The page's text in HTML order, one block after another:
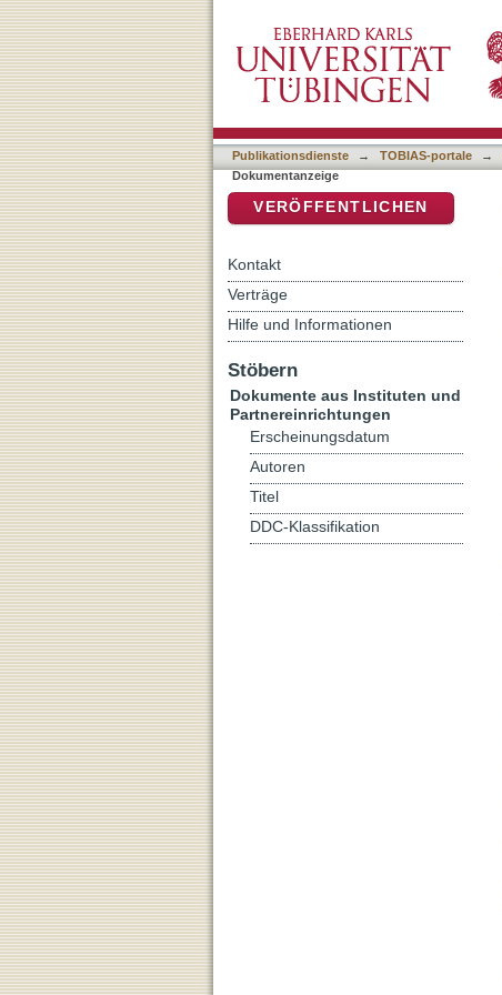
Publikationsdienste → TOBIAS-portale →
Dokumentanzeige
VERÖFFENTLICHEN
Kontakt
Verträge
Hilfe und Informationen
Stöbern
Dokumente aus Instituten und
Partnereinrichtungen
Erscheinungsdatum
Autoren
Titel
DDC-Klassifikation